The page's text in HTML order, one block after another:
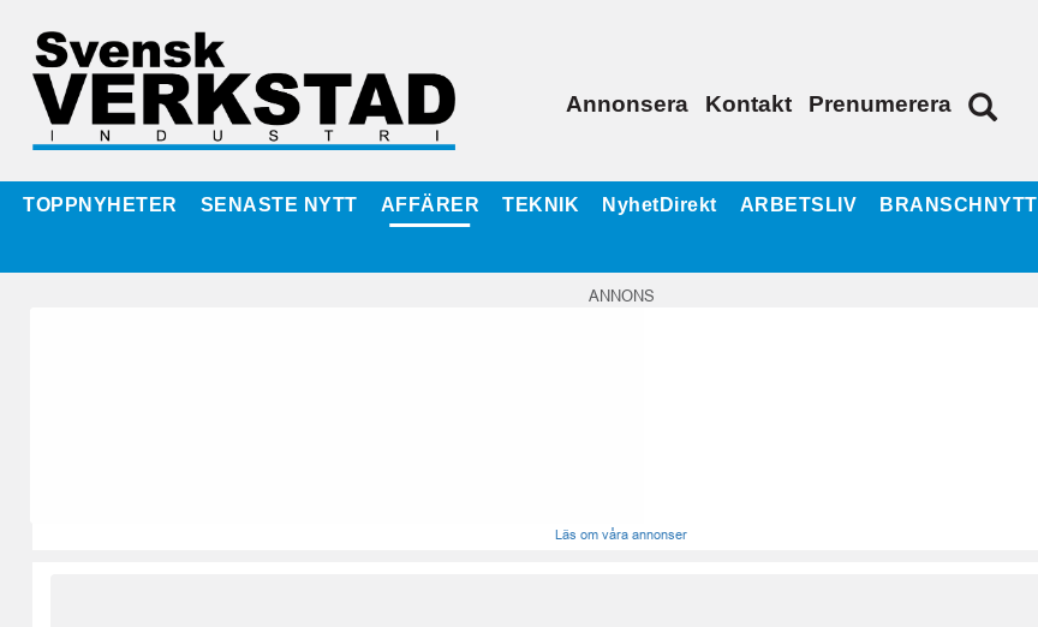
Annonsera Kontakt Prenumerera
TOPPNYHETER SENASTE NYTT AFFÄRER TEKNIK NyhetDirekt ARBETSLIV BRANSCHNYTT
ANNONS
Läs om våra annonser